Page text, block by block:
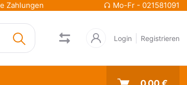
Zahlungen Mo-Fr - 021581091
Login Registrieren